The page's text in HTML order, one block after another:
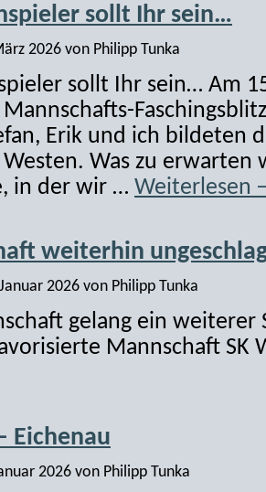
sollt Ihr sein…
2026 von Philipp Tunka
sollt Ihr sein… Am
Erik und ich bildeten
Was zu erwarten
in der wir … Weiterlesen
weiterhin
2026 von Philipp Tunka
gelang ein weiterer
Mannschaft SK
Eichenau
2026 von Philipp Tunka